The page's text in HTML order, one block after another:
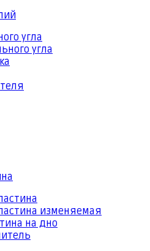
угла
угла
изменяемая
на дно